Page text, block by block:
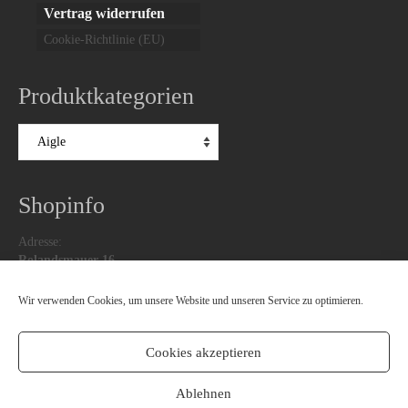
Wir verwenden Cookies, um unsere Website und unseren Service zu optimieren.
Cookies akzeptieren
Ablehnen
Vertrag widerrufen
Cookie-Richtlinie (EU)
Produktkategorien
Shopinfo
Adresse:
Rolandsmauer 16,
Telefon : 0541-7503519
Email: office@paddycoober.de